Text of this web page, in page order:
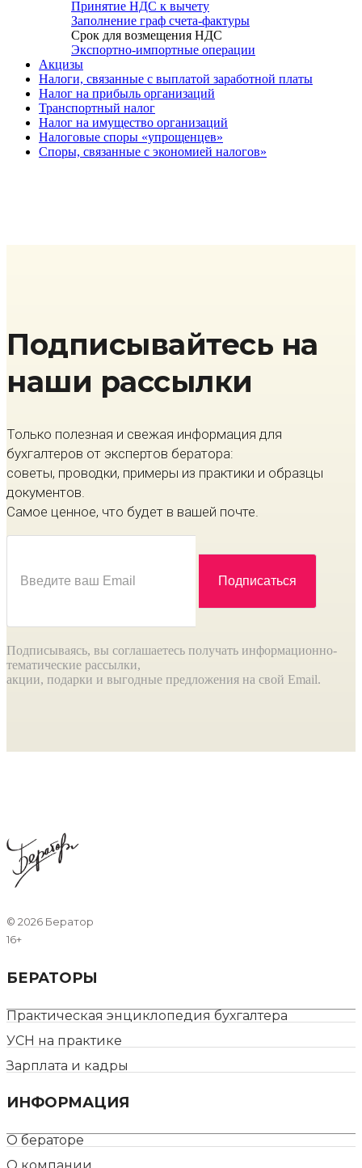
Принятие НДС к вычету
Заполнение граф счета-фактуры
Срок для возмещения НДС
Экспортно-импортные операции
Акцизы
Налоги, связанные с выплатой заработной платы
Налог на прибыль организаций
Транспортный налог
Налог на имущество организаций
Налоговые споры «упрощенцев»
Споры, связанные с экономией налогов»
Подписывайтесь на
наши рассылки
Только полезная и свежая информация для
бухгалтеров от экспертов бератора:
советы, проводки, примеры из практики и образцы
документов.
Самое ценное, что будет в вашей почте.
Подписываясь, вы соглашаетесь получать информационно-
тематические рассылки,
акции, подарки и выгодные предложения на свой Email.
© 2026 Бератор
16+
БЕРАТОРЫ
Практическая энциклопедия бухгалтера
УСН на практике
Зарплата и кадры
ИНФОРМАЦИЯ
О бераторе